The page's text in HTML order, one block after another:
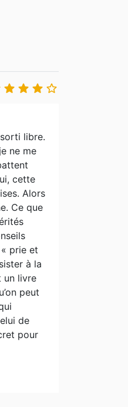
   
libre.
ne me
cette
Alors
Ce que
prie et
à la
un livre
peut
de
pour